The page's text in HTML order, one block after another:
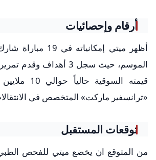
أرقام وإحصائيات
أظهر ميتي
الموسم، حيث سجل 3 أهداف
قيمته
«ترانسفير ماركت» المتخصص في
توقعات المستقبل
من المتوقع ان يخضع ميتي للفحص الطبي